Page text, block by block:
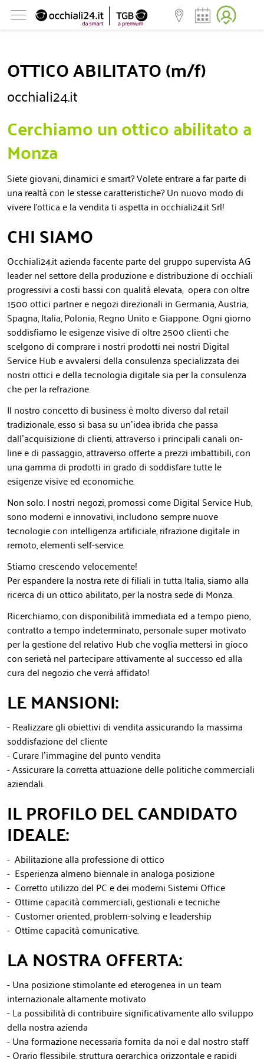
OTTICO ABILITATO (m/f)
occhiali24.it
Cerchiamo un ottico abilitato a
Monza
Siete giovani, dinamici e smart? Volete entrare a far parte di
una realtà con le stesse caratteristiche? Un nuovo modo di
vivere l'ottica e la vendita ti aspetta in occhiali24.it Srl!
CHI SIAMO
Occhiali24.it azienda facente parte del gruppo supervista AG
leader nel settore della produzione e distribuzione di occhiali
progressivi a costi bassi con qualità elevata, opera con oltre
1500 ottici partner e negozi direzionali in Germania, Austria,
Spagna, Italia, Polonia, Regno Unito e Giappone. Ogni giorno
soddisfiamo le esigenze visive di oltre 2500 clienti che
scelgono di comprare i nostri prodotti nei nostri Digital
Service Hub e avvalersi della consulenza specializzata dei
nostri ottici e della tecnologia digitale sia per la consulenza
che per la refrazione.
Il nostro concetto di business è molto diverso dal retail
tradizionale, esso si basa su un’idea ibrida che passa
dall’acquisizione di clienti, attraverso i principali canali on-
line e di passaggio, attraverso offerte a prezzi imbattibili, con
una gamma di prodotti in grado di soddisfare tutte le
esigenze visive ed economiche.
Non solo. I nostri negozi, promossi come Digital Service Hub,
sono moderni e innovativi, includono sempre nuove
tecnologie con intelligenza artificiale, rifrazione digitale in
remoto, elementi self-service.
Stiamo crescendo velocemente!
Per espandere la nostra rete di filiali in tutta Italia, siamo alla
ricerca di un ottico abilitato, per la nostra sede di Monza.
Ricerchiamo, con disponibilità immediata ed a tempo pieno,
contratto a tempo indeterminato, personale super motivato
per la gestione del relativo Hub che voglia mettersi in gioco
con serietà nel partecipare attivamente al successo ed alla
cura del negozio che verrà affidato!
LE MANSIONI:
- Realizzare gli obiettivi di vendita assicurando la massima
soddisfazione del cliente
- Curare l’immagine del punto vendita
- Assicurare la corretta attuazione delle politiche commerciali
aziendali.
IL PROFILO DEL CANDIDATO
IDEALE:
- Abilitazione alla professione di ottico
- Esperienza almeno biennale in analoga posizione
- Corretto utilizzo del PC e dei moderni Sistemi Office
- Ottime capacità commerciali, gestionali e tecniche
- Customer oriented, problem-solving e leadership
- Ottime capacità comunicative.
LA NOSTRA OFFERTA:
- Una posizione stimolante ed eterogenea in un team
internazionale altamente motivato
- La possibilità di contribuire significativamente allo sviluppo
della nostra azienda
- Una formazione necessaria fornita da noi e dal nostro staff
- Orario flessibile, struttura gerarchica orizzontale e rapidi